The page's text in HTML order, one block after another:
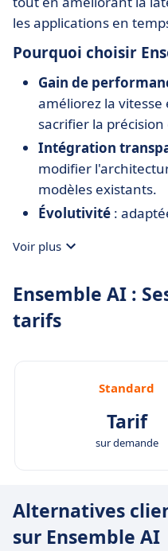
les applications en
Pourquoi choisir
Gain de
améliorez la vitesse
sacrifier la
Intégration
modifier
modèles existants.
Évolutivité :
modèles à grande
dans les pipelines
formats spéciaux.
open-source,
Voir plus
Ensemble AI :
tarifs
Standard
Tarif
sur demande
Alternatives
sur Ensemble AI